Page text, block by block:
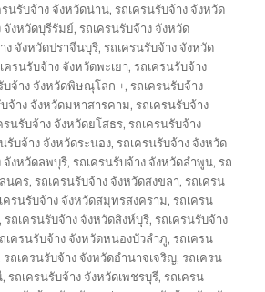
รนรับจ้าง จังหวัดน่าน,รถเครนรับจ้าง จังหวัด
จังหวัดบุรีรัมย์,รถเครนรับจ้าง จังหวัด
ง จังหวัดปราจีนบุรี,รถเครนรับจ้าง จังหวัด
ครนรับจ้าง จังหวัดพะเยา,รถเครนรับจ้าง
บจ้าง จังหวัดพิษณุโลก +,รถเครนรับจ้าง
จ้าง จังหวัดมหาสารคาม,รถเครนรับจ้าง
รนรับจ้าง จังหวัดยโสธร,รถเครนรับจ้าง
รับจ้าง จังหวัดระนอง,รถเครนรับจ้าง จังหวัด
จังหวัดลพบุรี,รถเครนรับจ้าง จังหวัดลำพูน,รถ
นคร,รถเครนรับจ้าง จังหวัดสงขลา,รถเครน
ครนรับจ้าง จังหวัดสมุทรสงคราม,รถเครน
,รถเครนรับจ้าง จังหวัดสิงห์บุรี,รถเครนรับจ้าง
เครนรับจ้าง จังหวัดหนองบัวลำภู,รถเครน
,รถเครนรับจ้าง จังหวัดอำนาจเจริญ,รถเครน
,รถเครนรับจ้าง จังหวัดเพชรบุรี,รถเครน